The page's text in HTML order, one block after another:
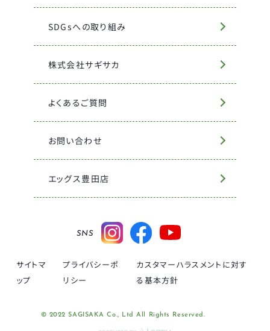
SDGsへの取り組み
株式会社サギサカ
よくあるご質問
お問い合わせ
エッグス豊田店
SNS
サイトマ
ップ
プライバシーポ
リシー
カスタマーハラスメントに対す
る基本方針
© 2022 SAGISAKA Co., Ltd All Rights Reserved.